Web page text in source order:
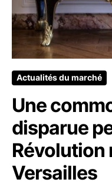
Actualités du marché
Une
disparue
Révolution
Versailles